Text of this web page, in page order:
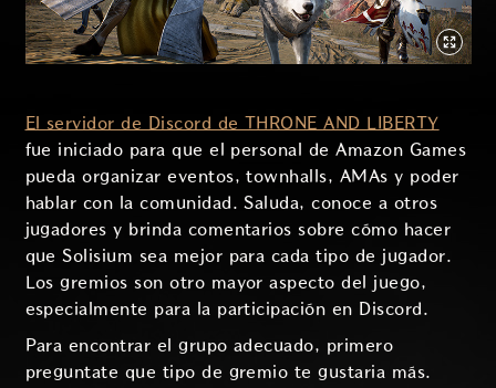
El servidor de Discord de THRONE AND LIBERTY
fue iniciado para que el personal de Amazon Games
pueda organizar eventos, townhalls, AMAs y poder
hablar con la comunidad. Saluda, conoce a otros
jugadores y brinda comentarios sobre cómo hacer
que Solisium sea mejor para cada tipo de jugador.
Los gremios son otro mayor aspecto del juego,
especialmente para la participación en Discord.
Para encontrar el grupo adecuado, primero
preguntate que tipo de gremio te gustaria más.